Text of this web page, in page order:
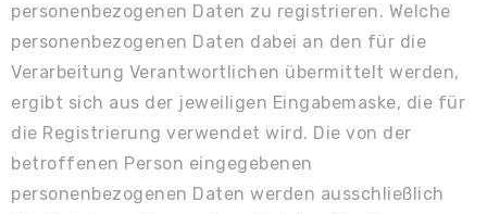
personenbezogenen Daten zu registrieren. Welche
personenbezogenen Daten dabei an den für die
Verarbeitung Verantwortlichen übermittelt werden,
ergibt sich aus der jeweiligen Eingabemaske, die für
die Registrierung verwendet wird. Die von der
betroffenen Person eingegebenen
personenbezogenen Daten werden ausschließlich